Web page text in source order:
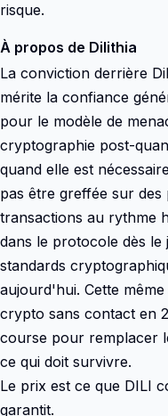
risque.
À propos de Dilithia
La conviction derrière
mérite la confiance
pour le modèle de
cryptographie post-
quand elle est
pas être greffée sur
transactions au rythme
dans le protocole dès
standards
aujourd'hui. Cette
crypto sans contact en
course pour remplacer
ce qui doit survivre.
Le prix est ce que DILI
garantit.